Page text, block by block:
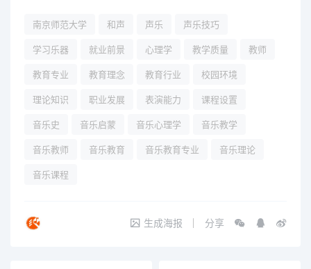
南京师范大学 和声 声乐 声乐技巧
学习乐器 就业前景 心理学 教学质量 教师
教育专业 教育理念 教育行业 校园环境
理论知识 职业发展 表演能力 课程设置
音乐史 音乐启蒙 音乐心理学 音乐教学
音乐教师 音乐教育 音乐教育专业 音乐理论
音乐课程
生成海报 分享